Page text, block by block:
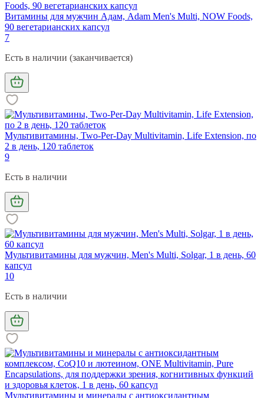
Витамины для мужчин Адам, Adam Men's Multi, NOW Foods,
90 вегетарианских капсул
7
Есть в наличии (заканчивается)
Мультивитамины, Two-Per-Day Multivitamin, Life Extension, по
2 в день, 120 таблеток
9
Есть в наличии
Мультивитамины для мужчин, Men's Multi, Solgar, 1 в день, 60
капсул
10
Есть в наличии
Мультивитамины и минералы с антиоксидантным